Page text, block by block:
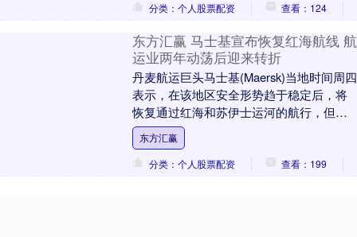
分类：个人股票配资
查看：124
东方汇赢 马士基宣布恢复红海航线 航
运业两年动荡后迎来转折
丹麦航运巨头马士基(Maersk)当地时间周四
表示，在该地区安全形势趋于稳定后，将
恢复通过红海和苏伊士运河的航行，但仍
将密切关注中东地区的安全局势。这标志
着在也....
东方汇赢
分类：个人股票配资
查看：199